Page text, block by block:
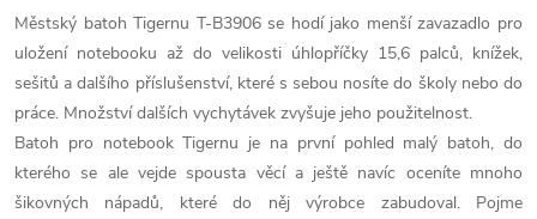
Městský batoh Tigernu T-B3906 se hodí jako menší zavazadlo pro
uložení notebooku až do velikosti úhlopříčky 15,6 palců, knížek,
sešitů a dalšího příslušenství, které s sebou nosíte do školy nebo do
práce. Množství dalších vychytávek zvyšuje jeho použitelnost.
Batoh pro notebook Tigernu je na první pohled malý batoh, do
kterého se ale vejde spousta věcí a ještě navíc oceníte mnoho
šikovných nápadů, které do něj výrobce zabudoval. Pojme